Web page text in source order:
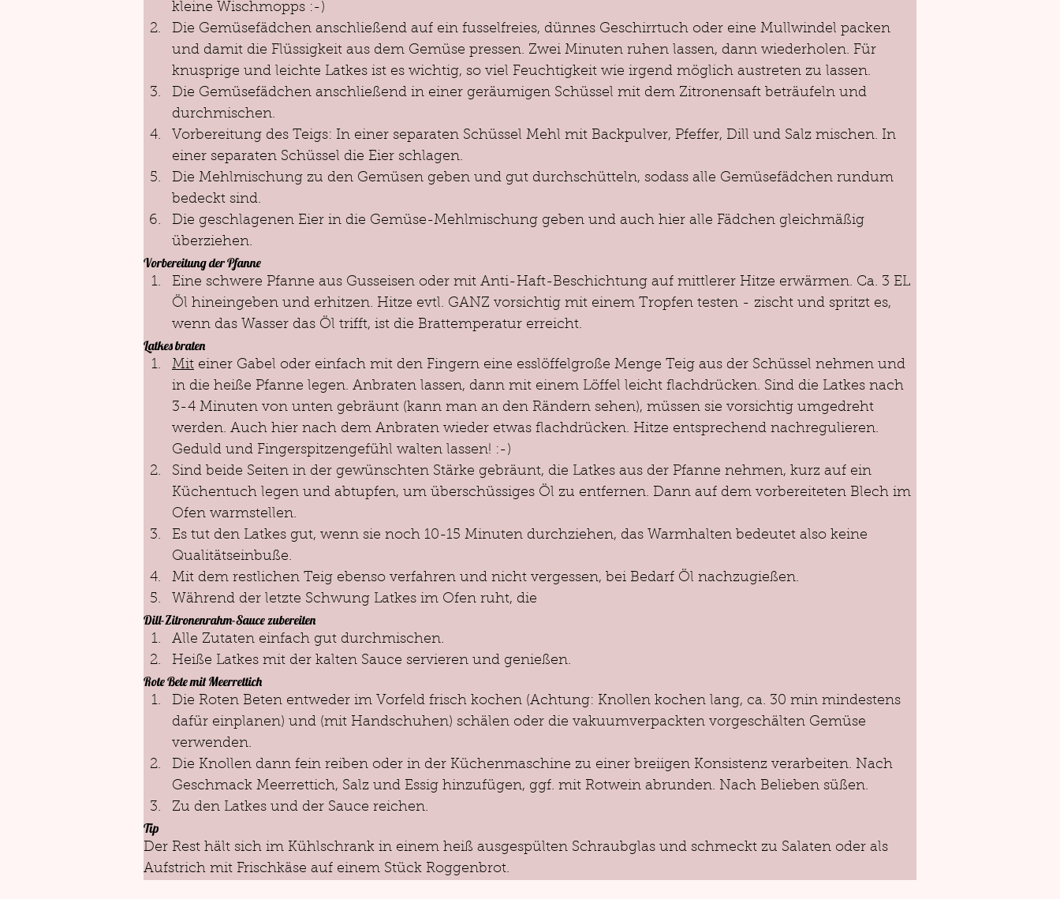
kleine Wischmopps :-)
Die Gemüsefädchen anschließend auf ein fusselfreies, dünnes Geschirrtuch oder eine Mullwindel packen
und damit die Flüssigkeit aus dem Gemüse pressen. Zwei Minuten ruhen lassen, dann wiederholen. Für
knusprige und leichte Latkes ist es wichtig, so viel Feuchtigkeit wie irgend möglich austreten zu lassen.
Die Gemüsefädchen anschließend in einer geräumigen Schüssel mit dem Zitronensaft beträufeln und
durchmischen.
Vorbereitung des Teigs: In einer separaten Schüssel Mehl mit Backpulver, Pfeffer, Dill und Salz mischen. In
einer separaten Schüssel die Eier schlagen.
Die Mehlmischung zu den Gemüsen geben und gut durchschütteln, sodass alle Gemüsefädchen rundum
bedeckt sind.
Die geschlagenen Eier in die Gemüse-Mehlmischung geben und auch hier alle Fädchen gleichmäßig
überziehen.
Vorbereitung der Pfanne
Eine schwere Pfanne aus Gusseisen oder mit Anti-Haft-Beschichtung auf mittlerer Hitze erwärmen. Ca. 3 EL
Öl hineingeben und erhitzen. Hitze evtl. GANZ vorsichtig mit einem Tropfen testen - zischt und spritzt es,
wenn das Wasser das Öl trifft, ist die Brattemperatur erreicht.
Latkes braten
Mit einer Gabel oder einfach mit den Fingern eine esslöffelgroße Menge Teig aus der Schüssel nehmen und
in die heiße Pfanne legen. Anbraten lassen, dann mit einem Löffel leicht flachdrücken. Sind die Latkes nach
3-4 Minuten von unten gebräunt (kann man an den Rändern sehen), müssen sie vorsichtig umgedreht
werden. Auch hier nach dem Anbraten wieder etwas flachdrücken. Hitze entsprechend nachregulieren.
Geduld und Fingerspitzengefühl walten lassen! :-)
Sind beide Seiten in der gewünschten Stärke gebräunt, die Latkes aus der Pfanne nehmen, kurz auf ein
Küchentuch legen und abtupfen, um überschüssiges Öl zu entfernen. Dann auf dem vorbereiteten Blech im
Ofen warmstellen.
Es tut den Latkes gut, wenn sie noch 10-15 Minuten durchziehen, das Warmhalten bedeutet also keine
Qualitätseinbuße.
Mit dem restlichen Teig ebenso verfahren und nicht vergessen, bei Bedarf Öl nachzugießen.
Während der letzte Schwung Latkes im Ofen ruht, die
Dill-Zitronenrahm-Sauce zubereiten
Alle Zutaten einfach gut durchmischen.
Heiße Latkes mit der kalten Sauce servieren und genießen.
Rote Bete mit Meerrettich
Die Roten Beten entweder im Vorfeld frisch kochen (Achtung: Knollen kochen lang, ca. 30 min mindestens
dafür einplanen) und (mit Handschuhen) schälen oder die vakuumverpackten vorgeschälten Gemüse
verwenden.
Die Knollen dann fein reiben oder in der Küchenmaschine zu einer breiigen Konsistenz verarbeiten. Nach
Geschmack Meerrettich, Salz und Essig hinzufügen, ggf. mit Rotwein abrunden. Nach Belieben süßen.
Zu den Latkes und der Sauce reichen.
Tip
Der Rest hält sich im Kühlschrank in einem heiß ausgespülten Schraubglas und schmeckt zu Salaten oder als
Aufstrich mit Frischkäse auf einem Stück Roggenbrot.